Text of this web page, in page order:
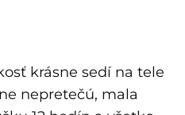
5 z 5 hviezdičiek
krásne sedí na tele
nepretečú, mala